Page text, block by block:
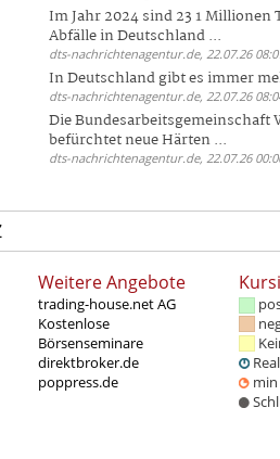
Im Jahr 2024 sind 23 1 Millionen
Abfälle in Deutschland ...
dts-nachrichtenagentur.de, 22.07.26
In Deutschland gibt es immer
dts-nachrichtenagentur.de, 22.07.26
Die Bundesarbeitsgemeinschaft
befürchtet neue Härten ...
dts-nachrichtenagentur.de, 22.07.26
Weitere Angebote
trading-house.net AG
Kostenlose
Börsenseminare
direktbroker.de
poppress.de